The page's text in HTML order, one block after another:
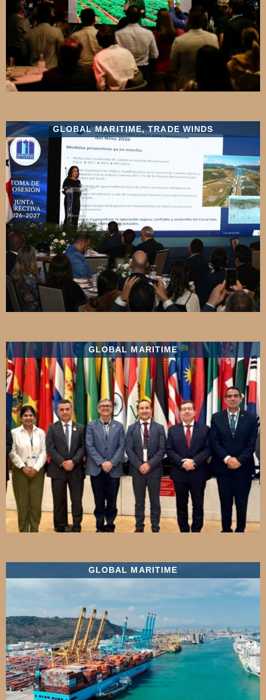
GLOBAL MARITIME,TRADE WINDS
GLOBAL MARITIME
GLOBAL MARITIME